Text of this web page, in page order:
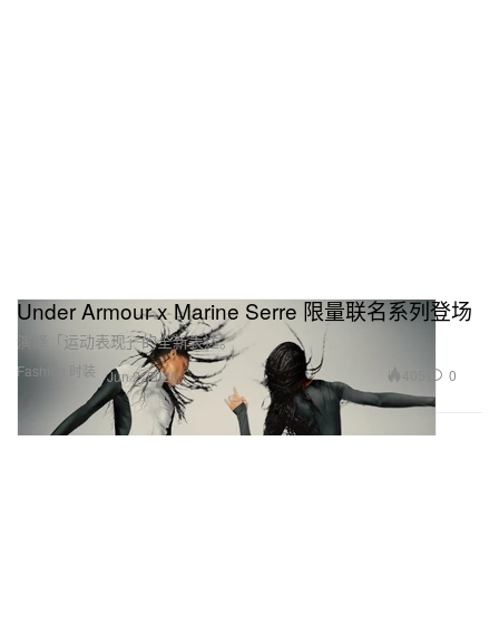
Fashion 时装
Under Armour x Marine Serre 限量联名系列登场
演绎「运动表现」的全新表达。
Jun 2, 2026 0